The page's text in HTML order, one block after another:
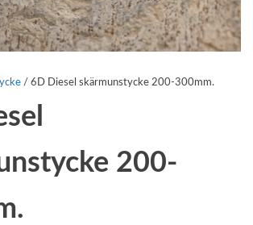
/ 6D Diesel skärmunstycke 200-300mm.
200-